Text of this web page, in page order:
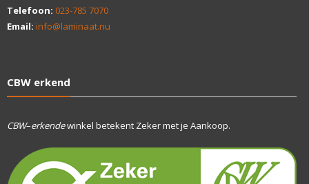
Telefoon: 023-785 7070
Email: info@laminaat.nu
CBW erkend
CBW–erkendewinkel betekent Zeker met je Aankoop.